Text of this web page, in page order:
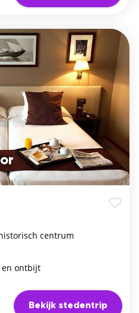
centrum
en ontbijt
Bekijk stedentrip